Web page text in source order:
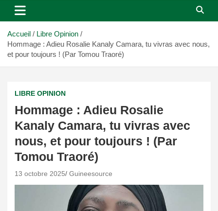
Accueil
Libre Opinion
Hommage : Adieu Rosalie Kanaly Camara, tu vivras avec nous,
et pour toujours ! (Par Tomou Traoré)
LIBRE OPINION
Hommage : Adieu Rosalie
Kanaly Camara, tu vivras avec
nous, et pour toujours ! (Par
Tomou Traoré)
13 octobre 2025 Guineesource